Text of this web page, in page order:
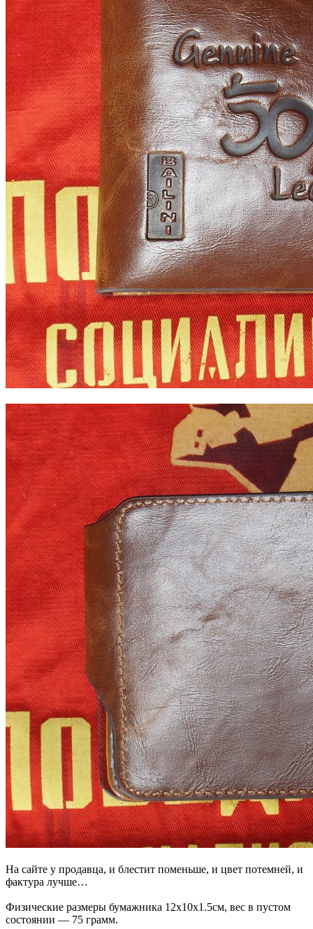
На сайте у продавца, и блестит поменьше, и цвет потемней, и
фактура лучше…
Физические размеры бумажника 12х10х1.5см, вес в пустом
состоянии — 75 грамм.